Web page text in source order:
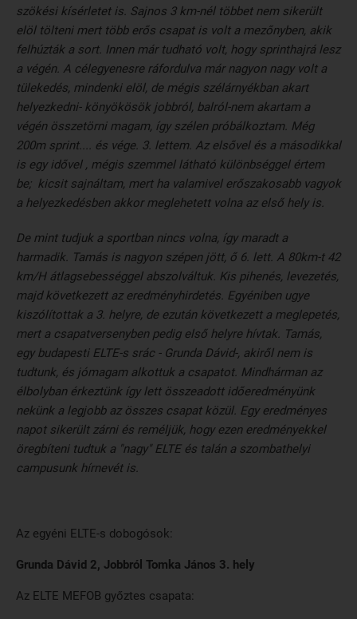
szökési kísérletet is. Sajnos 3 km-nél többet nem sikerült
elöl tölteni mert több erős csapat is volt a mezőnyben, akik
felhúzták a sort. Innen már tudható volt, hogy sprinthajrá lesz
a végén. A célegyenesre ráfordulva már nagyon nagy volt a
tülekedés, mindenki elöl, de mégis szélárnyékban akart
helyezkedni- könyökösök jobbról, balról-nem akartam a
végén összetörni magam, így szélen próbálkoztam. Még
200m sprint.... és vége. 3. lettem. Az elsővel és a másodikkal
is egy idővel , mégis szemmel látható különbséggel értem
be; kicsit sajnáltam, mert ha valamivel erőszakosabb vagyok
a helyezkedésben akkor meglehetett volna az első hely is.
De mint tudjuk a sportban nincs volna, így maradt a
harmadik. Tamás is nagyon szépen jött, ő 6. lett. A 80km-t 42
km/H átlagsebességgel abszolváltuk. Kis pihenés, levezetés,
majd következett az eredményhirdetés. Egyéniben ugye
kiszólítottak a 3. helyre, de ezután következett a meglepetés,
mert a csapatversenyben pedig első helyre hívtak. Tamás,
egy budapesti ELTE-s srác - Grunda Dávid-, akiről nem is
tudtunk, és jómagam alkottuk a csapatot. Mindhárman az
élbolyban érkeztünk így lett összeadott időeredményünk
nekünk a legjobb az összes csapat közül. Egy eredményes
napot sikerült zárni és reméljük, hogy ezen eredményekkel
öregbíteni tudtuk a "nagy" ELTE és talán a szombathelyi
campusunk hírnevét is.
Az egyéni ELTE-s dobogósok:
Grunda Dávid 2, Jobbról Tomka János 3. hely
Az ELTE MEFOB győztes csapata: